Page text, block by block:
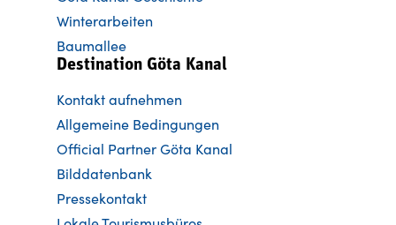
Winterarbeiten
Baumallee
Destination Göta Kanal
Kontakt aufnehmen
Allgemeine Bedingungen
Official Partner Göta Kanal
Bilddatenbank
Pressekontakt